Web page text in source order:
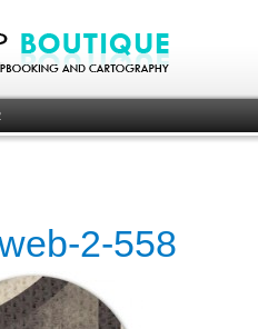
2-558